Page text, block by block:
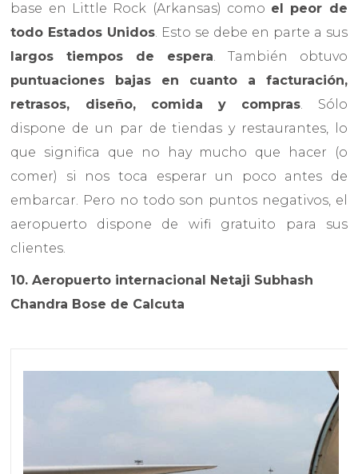
base en Little Rock (Arkansas) como el peor de
todo Estados Unidos. Esto se debe en parte a sus
largos tiempos de espera. También obtuvo
puntuaciones bajas en cuanto a facturación,
retrasos, diseño, comida y compras. Sólo
dispone de un par de tiendas y restaurantes, lo
que significa que no hay mucho que hacer (o
comer) si nos toca esperar un poco antes de
embarcar. Pero no todo son puntos negativos, el
aeropuerto dispone de wifi gratuito
para sus
clientes.
10. Aeropuerto internacional Netaji Subhash
Chandra Bose de Calcuta